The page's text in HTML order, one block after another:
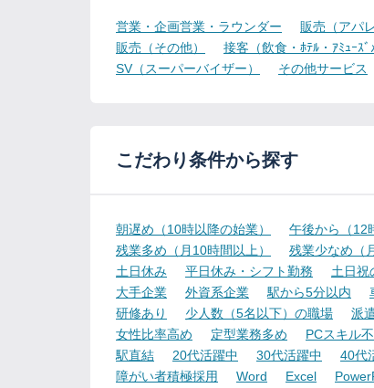
営業・企画営業・ラウンダー 販売（アパ
販売（その他）
接客（飲食・ﾎﾃﾙ・ｱﾐｭｰｽﾞﾒ
SV（スーパーバイザー）
その他サービス
こだわり条件から探す
朝遅め（10時以降の始業） 午後から（12
残業多め（月10時間以上）
残業少なめ（
土日休み
平日休み・シフト勤務 土日祝
大手企業
外資系企業 駅から5分以内
研修あり
少人数（5名以下）の職場 派
女性比率高め
定型業務多め PCスキル
駅直結
20代活躍中 30代活躍中 40代
障がい者積極採用
Word Excel